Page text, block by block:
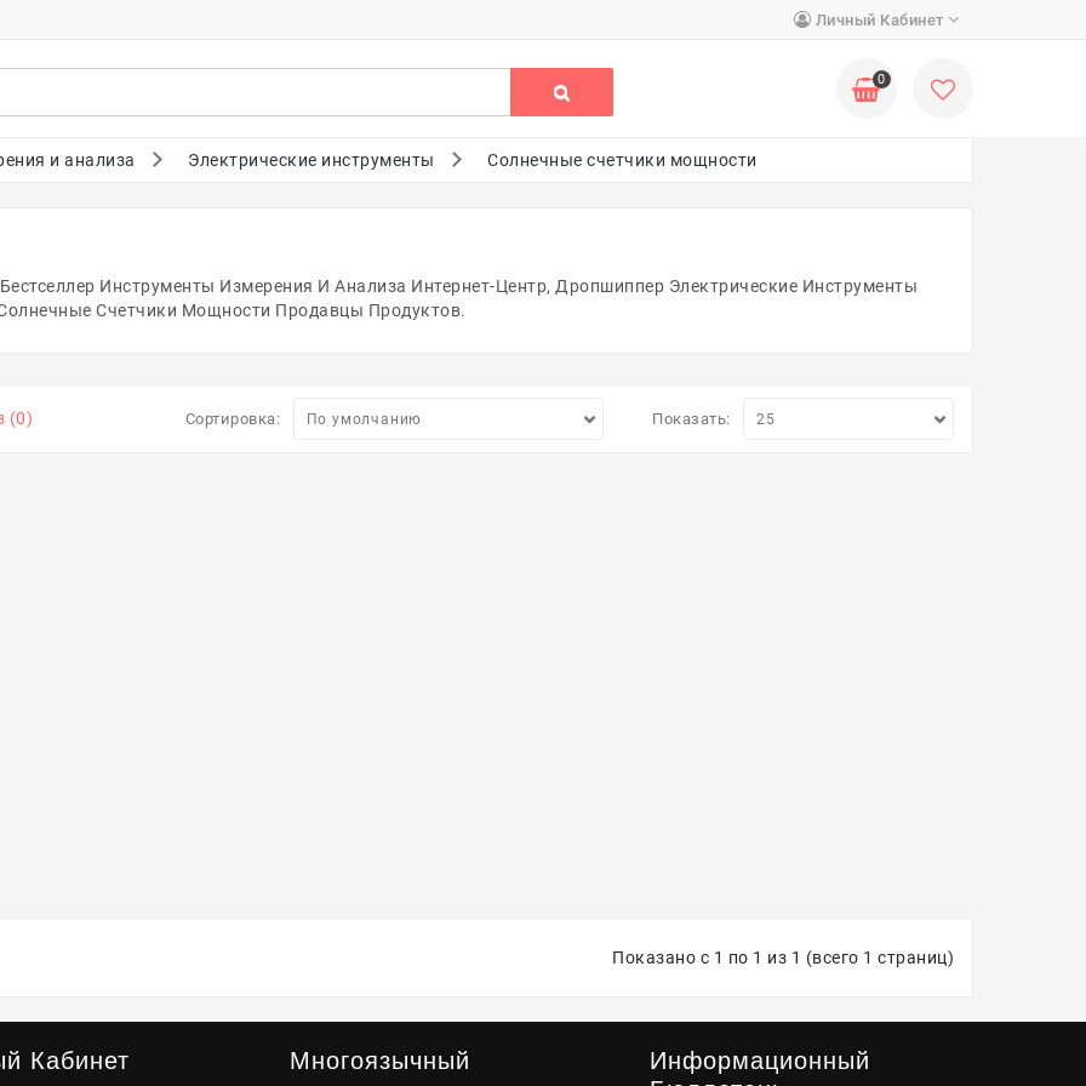
Личный Кабинет
0
и анализа Электрические инструменты Солнечные счетчики мощности
Инструменты Измерения И Анализа Интернет-Центр, Дропшиппер Электрические Инструменты
Счетчики Мощности Продавцы Продуктов.
(0) Сортировка: Показать:
Показано с 1 по 1 из 1 (всего 1 страниц)
Кабинет Многоязычный
Информационный